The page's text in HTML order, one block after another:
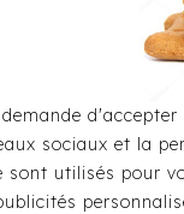
MÉDAILLE - PET
Le Transport
sociaux et la
sont utilisés pour